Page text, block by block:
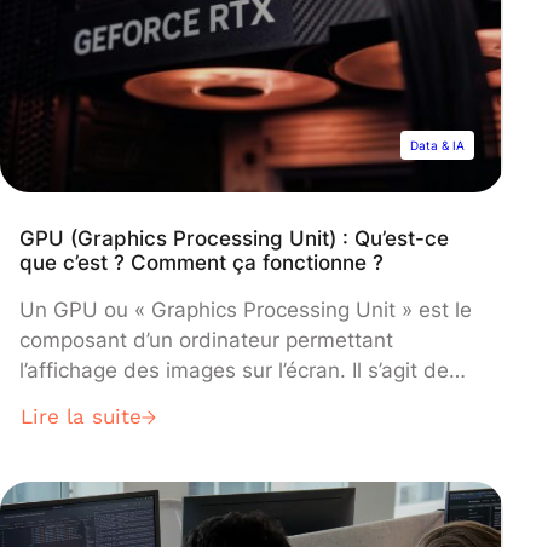
Data & IA
GPU (Graphics Processing Unit) : Qu’est-ce
que c’est ? Comment ça fonctionne ?
Un GPU ou « Graphics Processing Unit » est le
composant d’un ordinateur permettant
l’affichage des images sur l’écran. Il s’agit de
Lire la suite